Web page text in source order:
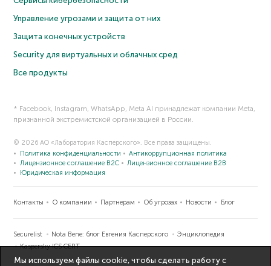
Управление угрозами и защита от них
Защита конечных устройств
Security для виртуальных и облачных сред
Все продукты
* Facebook, Instagram, WhatsApp, Meta AI принадлежат компании Meta,
признанной экстремистской организацией в России.
© 2026 АО «Лаборатория Касперского». Все права защищены.
Политика конфиденциальности
Антикоррупционная политика
Лицензионное соглашение B2C
Лицензионное соглашение B2B
Юридическая информация
Контакты О компании Партнерам Об угрозах Новости Блог
Securelist Nota Bene: блог Евгения Касперского
Энциклопедия
Kaspersky ICS CERT
Мы используем файлы cookie, чтобы сделать работу с